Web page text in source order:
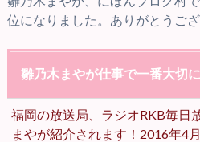
位になりました。ありがとうござ
雛乃木まやが仕事で一番大切
福岡の放送局、ラジオRKB毎日
まやが紹介されます！2016年4